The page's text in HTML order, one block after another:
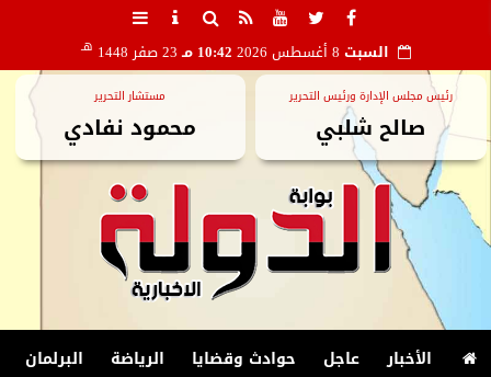
السبت 10:42 مـ 23 صفر 1448 هـ
رئيس مجلس الإدارة ورئيس التحرير
صالح شلبي
مستشار التحرير
محمود نفادي
الأخبار عاجل حوادث وقضايا الرياضة البرلمان